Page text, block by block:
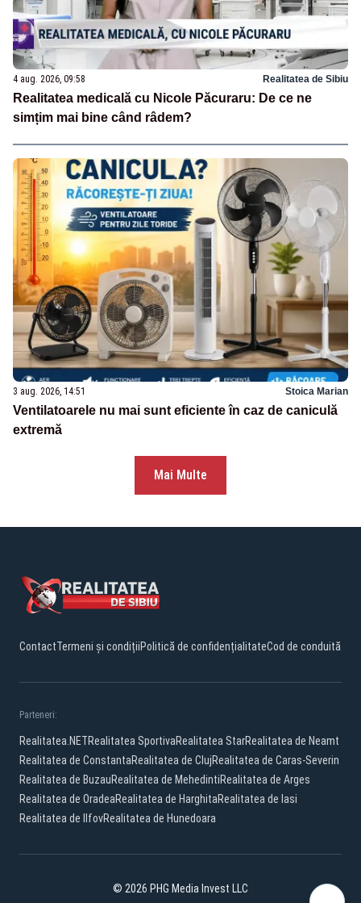
4 aug. 2026, 09:58 Realitatea de Sibiu
Realitatea medicală cu Nicole Păcuraru: De ce ne
simțim mai bine când râdem?
3 aug. 2026, 14:51 Stoica Marian
Ventilatoarele nu mai sunt eficiente în caz de caniculă
extremă
Mai Multe
ContactTermeni și condițiiPolitică de confidențialitateCod de conduită
Parteneri:
Realitatea.NETRealitatea SportivaRealitatea StarRealitatea de Neamt
Realitatea de ConstantaRealitatea de ClujRealitatea de Caras-Severin
Realitatea de BuzauRealitatea de MehedintiRealitatea de Arges
Realitatea de OradeaRealitatea de HarghitaRealitatea de Iasi
Realitatea de IlfovRealitatea de Hunedoara
© 2026 PHG Media Invest LLC